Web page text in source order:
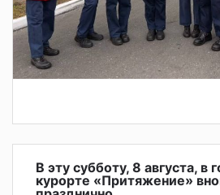
В эту субботу, 8 августа, в
курорте «Притяжение»